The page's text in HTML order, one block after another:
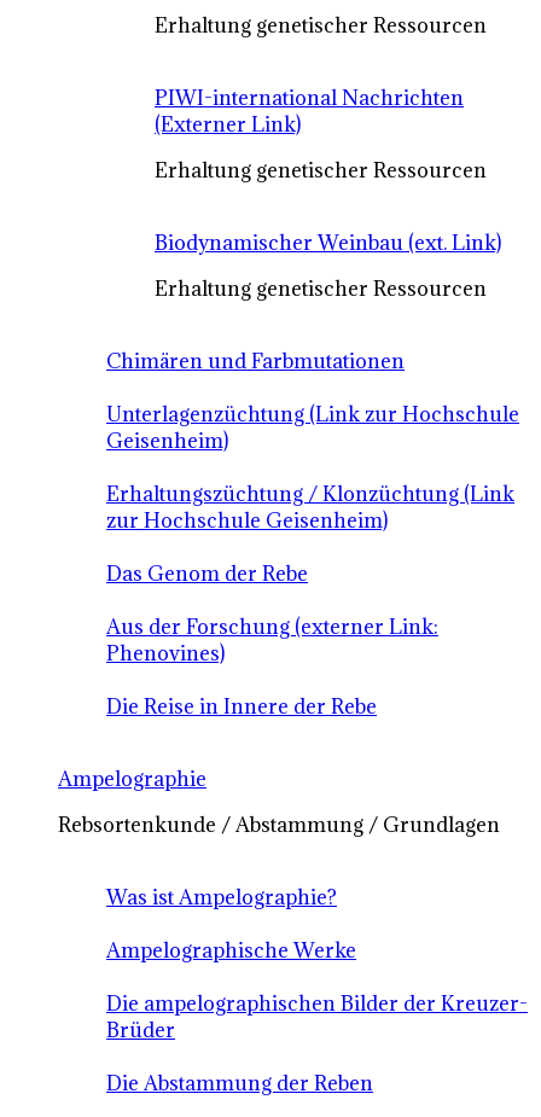
Erhaltung genetischer Ressourcen
PIWI-international Nachrichten
(Externer Link)
Erhaltung genetischer Ressourcen
Biodynamischer Weinbau (ext. Link)
Erhaltung genetischer Ressourcen
Chimären und Farbmutationen
Unterlagenzüchtung (Link zur Hochschule
Geisenheim)
Erhaltungszüchtung / Klonzüchtung (Link
zur Hochschule Geisenheim)
Das Genom der Rebe
Aus der Forschung (externer Link:
Phenovines)
Die Reise in Innere der Rebe
Ampelographie
Rebsortenkunde / Abstammung / Grundlagen
Was ist Ampelographie?
Ampelographische Werke
Die ampelographischen Bilder der Kreuzer-
Brüder
Die Abstammung der Reben